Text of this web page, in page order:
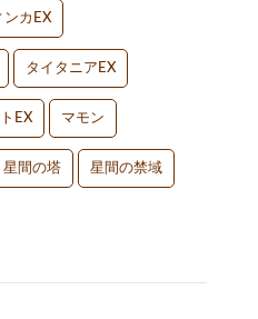
ンカEX
タイタニアEX
EX マモン
星間の塔 星間の禁域